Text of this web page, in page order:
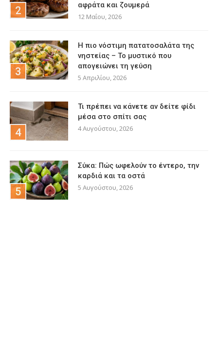
αφράτα και ζουμερά
12 Μαΐου, 2026
Η πιο νόστιμη πατατοσαλάτα της
νηστείας – Το μυστικό που
απογειώνει τη γεύση
5 Απριλίου, 2026
Τι πρέπει να κάνετε αν δείτε φίδι
μέσα στο σπίτι σας
4 Αυγούστου, 2026
Σύκα: Πώς ωφελούν το έντερο, την
καρδιά και τα οστά
5 Αυγούστου, 2026